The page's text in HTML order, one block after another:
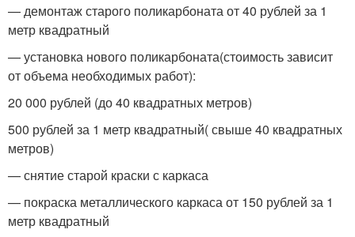
— демонтаж старого поликарбоната от 40 рублей за 1
метр квадратный
— установка нового поликарбоната(стоимость зависит
от объема необходимых работ):
20 000 рублей (до 40 квадратных метров)
500 рублей за 1 метр квадратный( свыше 40 квадратных
метров)
— снятие старой краски с каркаса
— покраска металлического каркаса от 150 рублей за 1
метр квадратный